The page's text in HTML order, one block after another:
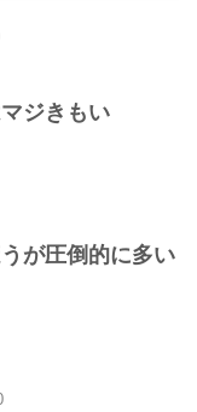
ジきもい
が圧倒的に多い